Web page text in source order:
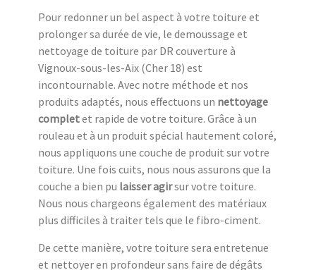
Pour redonner un bel aspect à votre toiture et
prolonger sa durée de vie, le demoussage et
nettoyage de toiture par DR couverture à
Vignoux-sous-les-Aix (Cher 18) est
incontournable. Avec notre méthode et nos
produits adaptés, nous effectuons un nettoyage
completet rapide de votre toiture. Grâce à un
rouleau et à un produit spécial hautement coloré,
nous appliquons une couche de produit sur votre
toiture. Une fois cuits, nous nous assurons que la
couche a bien pu laisser agirsur votre toiture.
Nous nous chargeons également des matériaux
plus difficiles à traiter tels que le fibro-ciment.
De cette manière, votre toiture sera entretenue
et nettoyer en profondeur sans faire de dégâts